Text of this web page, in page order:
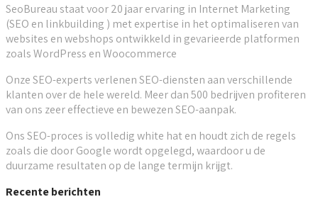
SeoBureau staat voor 20 jaar ervaring in Internet Marketing
(SEO en linkbuilding ) met expertise in het optimaliseren van
websites en webshops ontwikkeld in gevarieerde platformen
zoals WordPress en Woocommerce
Onze SEO-experts verlenen SEO-diensten aan verschillende
klanten over de hele wereld. Meer dan 500 bedrijven profiteren
van ons zeer effectieve en bewezen SEO-aanpak.
Ons SEO-proces is volledig white hat en houdt zich de regels
zoals die door Google wordt opgelegd, waardoor u de
duurzame resultaten op de lange termijn krijgt.
Recente berichten